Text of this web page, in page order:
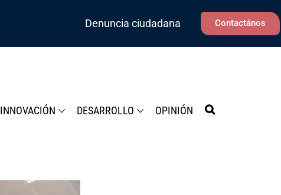
Denuncia ciudadana Contactános
INNOVACIÓN DESARROLLO OPINIÓN